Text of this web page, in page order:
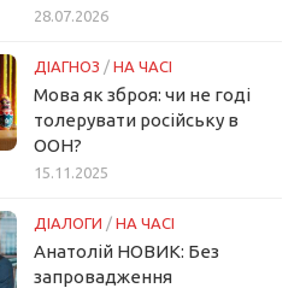
28.07.2026
ДІАГНОЗ / НА ЧАСІ
Мова як зброя: чи не годі
толерувати російську в
ООН?
15.11.2025
ДІАЛОГИ / НА ЧАСІ
Анатолій НОВИК: Без
запровадження